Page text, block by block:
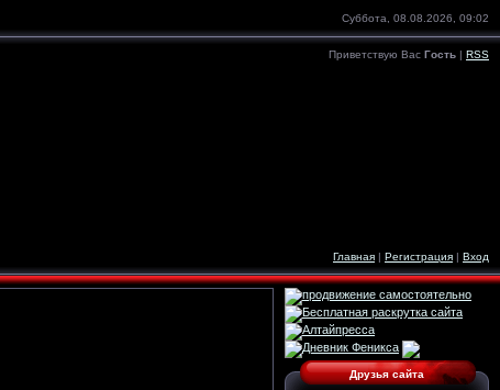
Суббота, 08.08.2026, 09:02
Приветствую Вас Гость | RSS
Главная | Регистрация | Вход
Друзья сайта